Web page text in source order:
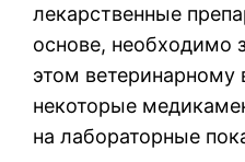
лекарственные
основе, необходимо
этом ветеринарному
некоторые
на лабораторные